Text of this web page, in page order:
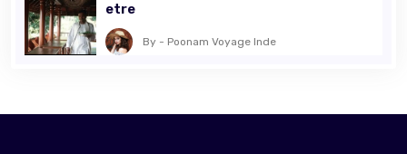
etre
By - Poonam Voyage Inde